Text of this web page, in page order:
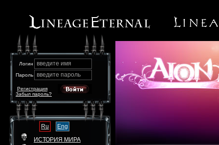
Логин введите имя
Пароль введите пароль
Забыл пароль?
Регистрация
Ru
Eng
ИСТОРИЯ МИРА